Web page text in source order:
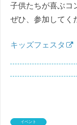
子供たちが喜ぶコ
ぜひ、参加してく
キッズフェスタ
イベント